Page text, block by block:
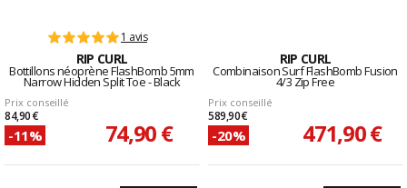
1 avis
RIP CURL
Bottillons néoprène FlashBomb 5mm
Narrow Hidden Split Toe - Black
Prix conseillé
84,90 €
-11% 74,90 €
RIP CURL
Combinaison Surf FlashBomb Fusion
4/3 Zip Free
Prix conseillé
589,90 €
-20% 471,90 €